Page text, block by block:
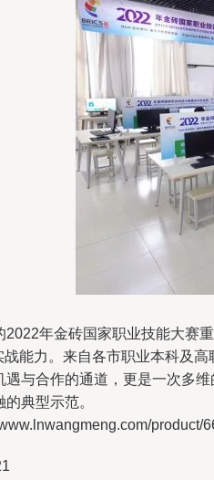
年金砖国家职业技能大赛
能力。来自各市职业本科及
与合作的通道，更是一次多
典型示范。
product/